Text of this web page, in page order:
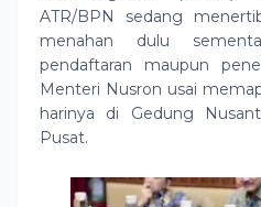
ATR/BPN sedang
menahan dulu
pendaftaran maupun
Menteri Nusron usai
harinya di Gedung
Pusat.